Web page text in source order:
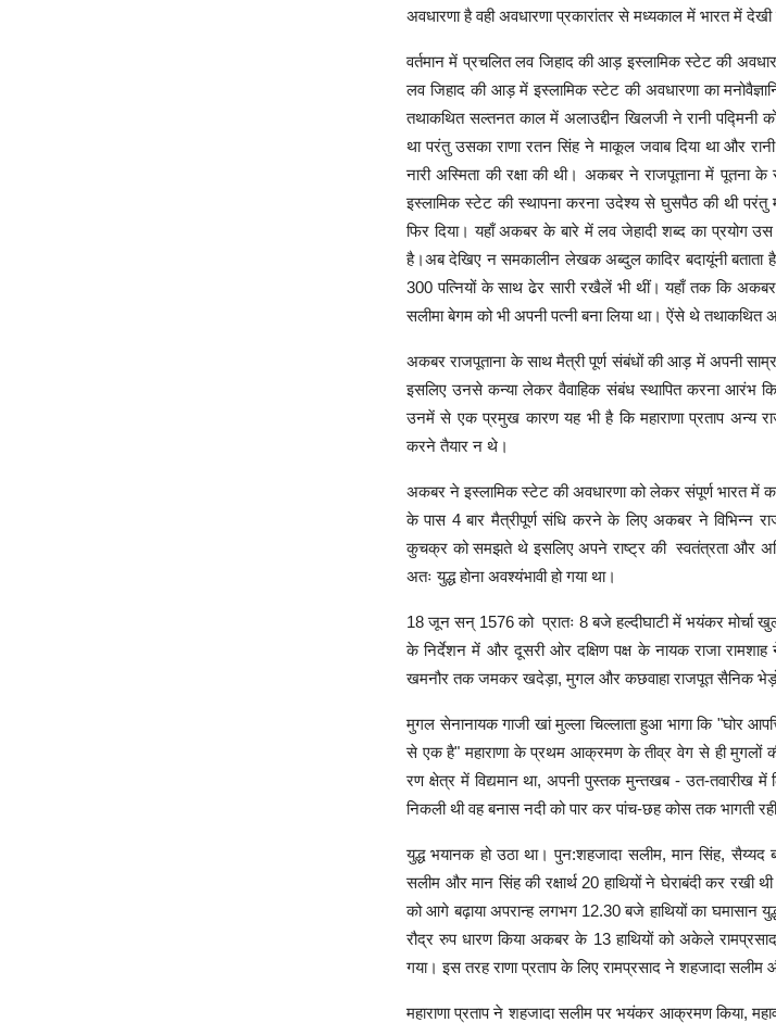
अवधारणा है वही अवधारणा प्रकारांतर से मध्यकाल में भारत में
वर्तमान में प्रचलित लव जिहाद की आड़ इस्लामिक स्टेट की
लव जिहाद की आड़ में इस्लामिक स्टेट की अवधारणा का
तथाकथित सल्तनत काल में अलाउद्दीन खिलजी ने रानी पद्मिनी
था परंतु उसका राणा रतन सिंह ने माकूल जवाब दिया था और
नारी अस्मिता की रक्षा की थी। अकबर ने राजपूताना में
इस्लामिक स्टेट की स्थापना करना उदेश्य से घुसपैठ की थी परंतु
फिर दिया। यहाँ अकबर के बारे में लव जेहादी शब्द का
है।अब देखिए न समकालीन लेखक अब्दुल कादिर बदायूंनी
300 पत्नियों के साथ ढेर सारी रखैलें भी थीं। यहाँ तक कि
सलीमा बेगम को भी अपनी पत्नी बना लिया था। ऐंसे थे तथाकथित
अकबर राजपूताना के साथ मैत्री पूर्ण संबंधों की आड़ में अपनी
इसलिए उनसे कन्या लेकर वैवाहिक संबंध स्थापित करना आरंभ
उनमें से एक प्रमुख कारण यह भी है कि महाराणा प्रताप अन्य
करने तैयार न थे।
अकबर ने इस्लामिक स्टेट की अवधारणा को लेकर संपूर्ण भारत में
के पास 4 बार मैत्रीपूर्ण संधि करने के लिए अकबर ने विभिन्न
कुचक्र को समझते थे इसलिए अपने राष्ट्र की स्वतंत्रता और
अतः युद्ध होना अवश्यंभावी हो गया था।
18 जून सन् 1576 को प्रातः 8 बजे हल्दीघाटी में भयंकर मोर्चा
के निर्देशन में और दूसरी ओर दक्षिण पक्ष के नायक राजा
खमनौर तक जमकर खदेड़ा, मुगल और कछवाहा राजपूत सैनिक
मुगल सेनानायक गाजी खां मुल्ला चिल्लाता हुआ भागा कि "घोर
से एक है" महाराणा के प्रथम आक्रमण के तीव्र वेग से ही मुगलों
रण क्षेत्र में विद्यमान था, अपनी पुस्तक मुन्तखब - उत-तवारीख में
निकली थी वह बनास नदी को पार कर पांच-छह कोस तक भागती
युद्ध भयानक हो उठा था। पुन:शहजादा सलीम, मान सिंह,
सलीम और मान सिंह की रक्षार्थ 20 हाथियों ने घेराबंदी कर रखी
को आगे बढ़ाया अपरान्ह लगभग 12.30 बजे हाथियों का
रौद्र रुप धारण किया अकबर के 13 हाथियों को अकेले रामप्रसाद
गया। इस तरह राणा प्रताप के लिए रामप्रसाद ने शहजादा सलीम
महाराणा प्रताप ने शहजादा सलीम पर भयंकर आक्रमण किया,